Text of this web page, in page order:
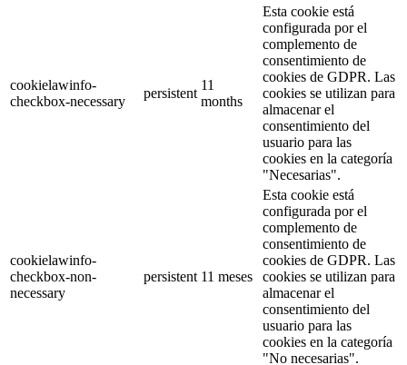
cookielawinfo-
checkbox-necessary
persistent
11
months
Esta cookie está
configurada por el
complemento de
consentimiento de
cookies de GDPR. Las
cookies se utilizan para
almacenar el
consentimiento del
usuario para las
cookies en la categoría
"Necesarias".
cookielawinfo-
checkbox-non-
necessary
persistent 11 meses
Esta cookie está
configurada por el
complemento de
consentimiento de
cookies de GDPR. Las
cookies se utilizan para
almacenar el
consentimiento del
usuario para las
cookies en la categoría
"No necesarias".